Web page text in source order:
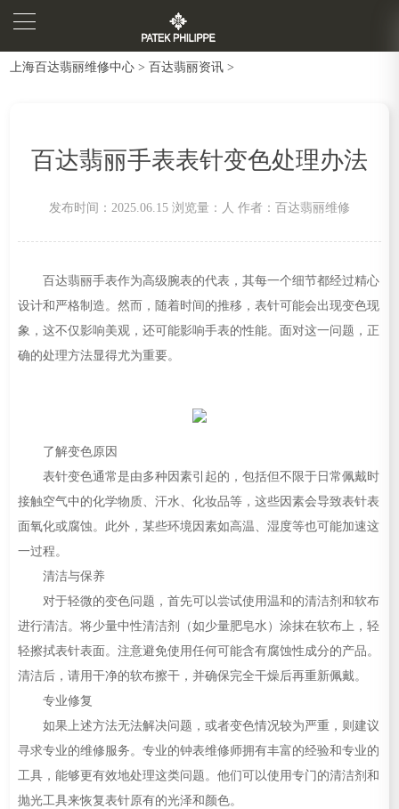
上海百达翡丽维修中心 >百达翡丽资讯 >
百达翡丽手表表针变色处理办法
发布时间：2025.06.15 浏览量： 人 作者：百达翡丽维修
百达翡丽手表作为高级腕表的代表，其每一个细节都经过精心
设计和严格制造。然而，随着时间的推移，表针可能会出现变色现
象，这不仅影响美观，还可能影响手表的性能。面对这一问题，正
确的处理方法显得尤为重要。
了解变色原因
表针变色通常是由多种因素引起的，包括但不限于日常佩戴时
接触空气中的化学物质、汗水、化妆品等，这些因素会导致表针表
面氧化或腐蚀。此外，某些环境因素如高温、湿度等也可能加速这
一过程。
清洁与保养
对于轻微的变色问题，首先可以尝试使用温和的清洁剂和软布
进行清洁。将少量中性清洁剂（如少量肥皂水）涂抹在软布上，轻
轻擦拭表针表面。注意避免使用任何可能含有腐蚀性成分的产品。
清洁后，请用干净的软布擦干，并确保完全干燥后再重新佩戴。
专业修复
如果上述方法无法解决问题，或者变色情况较为严重，则建议
寻求专业的维修服务。专业的钟表维修师拥有丰富的经验和专业的
工具，能够更有效地处理这类问题。他们可以使用专门的清洁剂和
抛光工具来恢复表针原有的光泽和颜色。